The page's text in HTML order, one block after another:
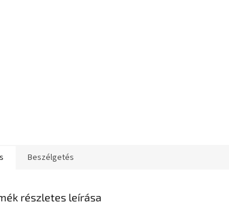
Beszélgetés
részletes leírása